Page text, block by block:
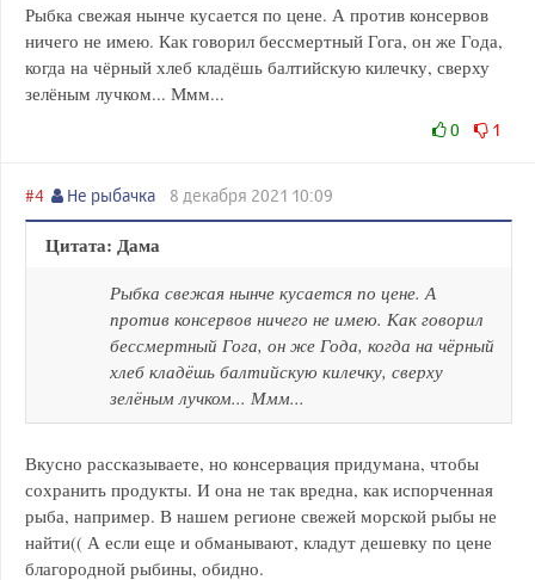
Рыбка свежая нынче кусается по цене. А против консервов
ничего не имею. Как говорил бессмертный Гога, он же Года,
когда на чёрный хлеб кладёшь балтийскую килечку, сверху
зелёным лучком... Ммм...
0 1
#4 Не рыбачка 8 декабря 2021 10:09
Цитата: Дама
Рыбка свежая нынче кусается по цене. А
против консервов ничего не имею. Как говорил
бессмертный Гога, он же Года, когда на чёрный
хлеб кладёшь балтийскую килечку, сверху
зелёным лучком... Ммм...
Вкусно рассказываете, но консервация придумана, чтобы
сохранить продукты. И она не так вредна, как испорченная
рыба, например. В нашем регионе свежей морской рыбы не
найти(( А если еще и обманывают, кладут дешевку по цене
благородной рыбины, обидно.